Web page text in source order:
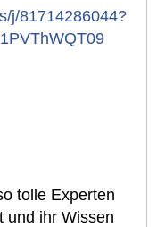
j/81714286044?
tolle Experten
und ihr Wissen